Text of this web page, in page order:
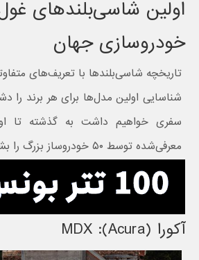
اولین شاسی‌بلندهای
خودروسازی جهان
تاریخچه شاسی‌بلندها با تعریف‌های
شناسایی اولین مدل‌ها برای هر برند را
سفری خواهیم داشت به گذشته تا
معرفی‌شده توسط ۵۰ خودروساز بزرگ را بشناسیم.
آکورا (Acura): MDX